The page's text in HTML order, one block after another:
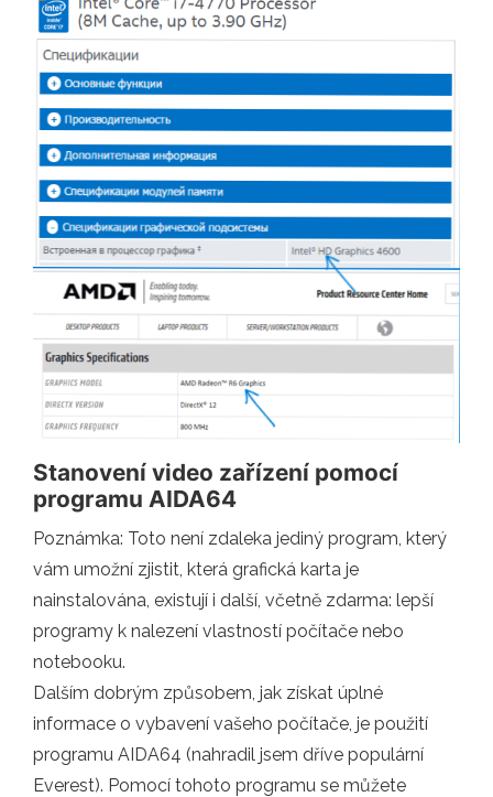
Stanovení video zařízení pomocí
programu AIDA64
Poznámka: Toto není zdaleka jediný program, který
vám umožní zjistit, která grafická karta je
nainstalována, existují i ​​další, včetně zdarma: lepší
programy k nalezení vlastností počítače nebo
notebooku.
Dalším dobrým způsobem, jak získat úplné
informace o vybavení vašeho počítače, je použití
programu AIDA64 (nahradil jsem dříve populární
Everest). Pomocí tohoto programu se můžete